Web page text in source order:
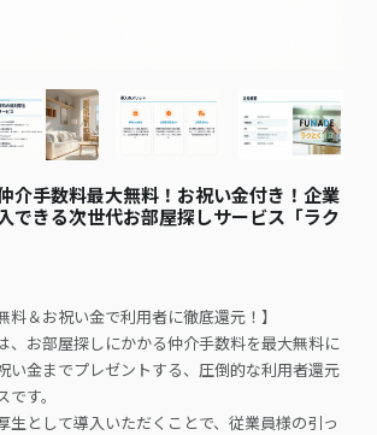
介手数料最大無料！お祝い金付き！企業
できる次世代お部屋探しサービス「ラク
料＆お祝い金で利用者に徹底還元！】
、お部屋探しにかかる仲介手数料を最大無料に
い金までプレゼントする、圧倒的な利用者還元
す。
生として導入いただくことで、従業員様の引っ